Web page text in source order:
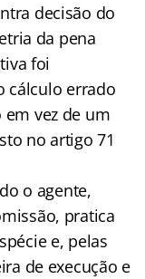
decisão do
da pena
foi
cálculo errado
vez de um
no artigo 71
o agente,
pratica
e, pelas
de execução e